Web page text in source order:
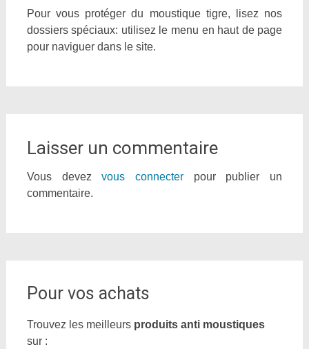
Pour vous protéger du moustique tigre, lisez nos
dossiers spéciaux: utilisez le menu en haut de page
pour naviguer dans le site.
Laisser un commentaire
Vous devezvous connecter pour publier un
commentaire.
Pour vos achats
Trouvez les meilleurs produits anti moustiques
sur :